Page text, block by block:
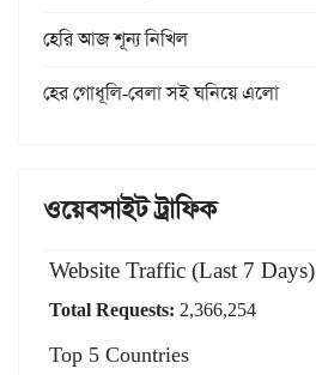
হেরি আজ শূন্য নিখিল
হের গোধূলি-বেলা সই ঘনিয়ে এলো
ওয়েবসাইট ট্রাফিক
Website Traffic (Last 7 Days)
Total Requests: 2,366,254
Top 5 Countries